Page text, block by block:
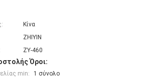
Κίνα
ZHIYIN
ZY-460
Όροι:
min:
1 σύνολο